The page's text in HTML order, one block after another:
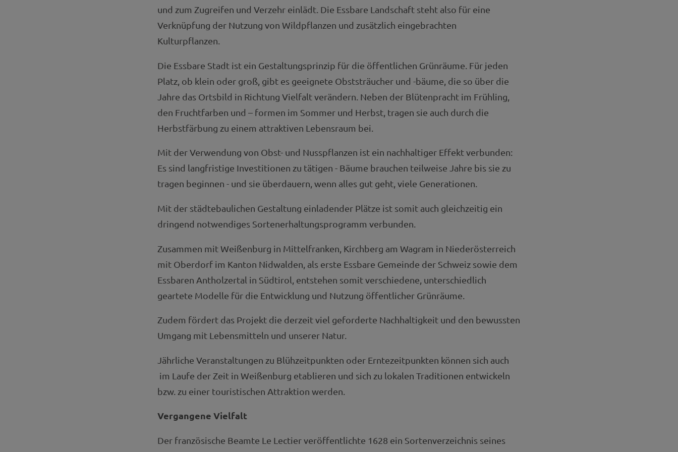
und zum Zugreifen und Verzehr einlädt. Die Essbare Landschaft steht also für eine
Verknüpfung der Nutzung von Wildpflanzen und zusätzlich eingebrachten
Kulturpflanzen.
Die Essbare Stadt ist ein Gestaltungsprinzip für die öffentlichen Grünräume. Für jeden
Platz, ob klein oder groß, gibt es geeignete Obststräucher und -bäume, die so über die
Jahre das Ortsbild in Richtung Vielfalt verändern. Neben der Blütenpracht im Frühling,
den Fruchtfarben und – formen im Sommer und Herbst, tragen sie auch durch die
Herbstfärbung zu einem attraktiven Lebensraum bei.
Mit der Verwendung von Obst- und Nusspflanzen ist ein nachhaltiger Effekt verbunden:
Es sind langfristige Investitionen zu tätigen - Bäume brauchen teilweise Jahre bis sie zu
tragen beginnen - und sie überdauern, wenn alles gut geht, viele Generationen.
Mit der städtebaulichen Gestaltung einladender Plätze ist somit auch gleichzeitig ein
dringend notwendiges Sortenerhaltungsprogramm verbunden.
Zusammen mit Weißenburg in Mittelfranken, Kirchberg am Wagram in Niederösterreich
mit Oberdorf im Kanton Nidwalden, als erste Essbare Gemeinde der Schweiz sowie dem
Essbaren Antholzertal in Südtirol, entstehen somit verschiedene, unterschiedlich
geartete Modelle für die Entwicklung und Nutzung öffentlicher Grünräume.
Zudem fördert das Projekt die derzeit viel geforderte Nachhaltigkeit und den bewussten
Umgang mit Lebensmitteln und unserer Natur.
Jährliche Veranstaltungen zu Blühzeitpunkten oder Erntezeitpunkten können sich auch
im Laufe der Zeit in Weißenburg etablieren und sich zu lokalen Traditionen entwickeln
bzw. zu einer touristischen Attraktion werden.
Vergangene Vielfalt
Der französische Beamte Le Lectier veröffentlichte 1628 ein Sortenverzeichnis seines